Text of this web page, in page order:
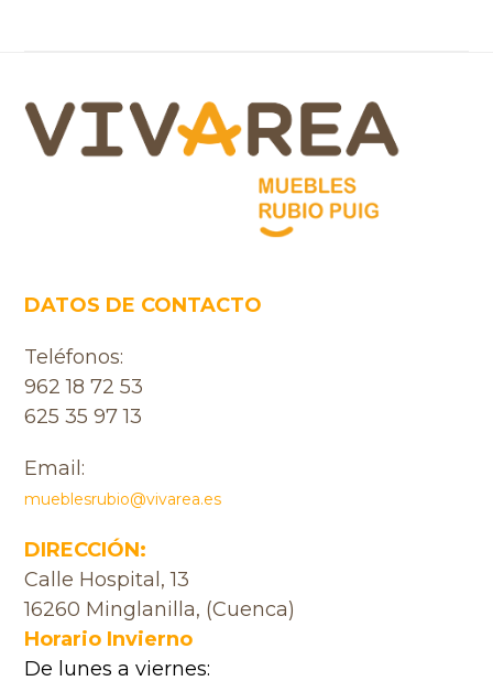
Footer
DATOS DE CONTACTO
Teléfonos:
962 18 72 53
625 35 97 13
Email:
mueblesrubio@vivarea.es
DIRECCIÓN:
Calle Hospital, 13
16260 Minglanilla, (Cuenca)
Horario Invierno
De lunes a viernes: